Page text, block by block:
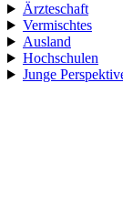
Ärzteschaft
Vermischtes
Ausland
Hochschulen
Junge